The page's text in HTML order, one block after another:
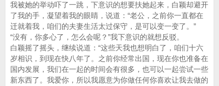
我被她的举动吓了一跳，下意识的想要扶她起来，白颖却避开
了我的手，凝望着我的眼睛，说道：“老公，之前你一直都在
迁就着我，咱们的夫妻生活太过保守，是可以变一变了。”
“没有，你多心了，怎么会呢？”我下意识的就想反驳。
白颖摇了摇头，继续说道：“这些天我也想明白了，咱们十六
岁相识，到现在快八年了。之前你经常出国，现在你也准备在
国内发展，我们在一起的时间会有很多，也可以一起尝试一些
新东西了。我爱你，所以我愿意为你做任何你喜欢让我去做的